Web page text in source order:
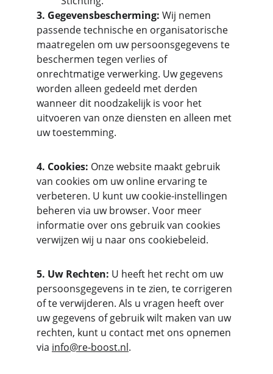
3. Gegevensbescherming: Wij nemen
passende technische en organisatorische
maatregelen om uw persoonsgegevens te
beschermen tegen verlies of
onrechtmatige verwerking. Uw gegevens
worden alleen gedeeld met derden
wanneer dit noodzakelijk is voor het
uitvoeren van onze diensten en alleen met
uw toestemming.
4. Cookies: Onze website maakt gebruik
van cookies om uw online ervaring te
verbeteren. U kunt uw cookie-instellingen
beheren via uw browser. Voor meer
informatie over ons gebruik van cookies
verwijzen wij u naar ons cookiebeleid.
5. Uw Rechten: U heeft het recht om uw
persoonsgegevens in te zien, te corrigeren
of te verwijderen. Als u vragen heeft over
uw gegevens of gebruik wilt maken van uw
rechten, kunt u contact met ons opnemen
via info@re-boost.nl.